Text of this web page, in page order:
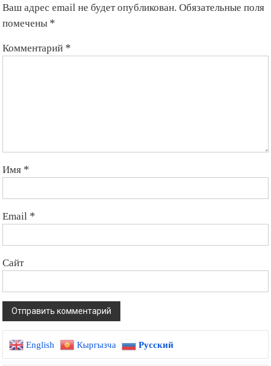
из-
Ваш адрес email не будет опубликован. Обязательные поля
помечены *
Комментарий *
Имя *
Email *
Сайт
English Кыргызча Русский